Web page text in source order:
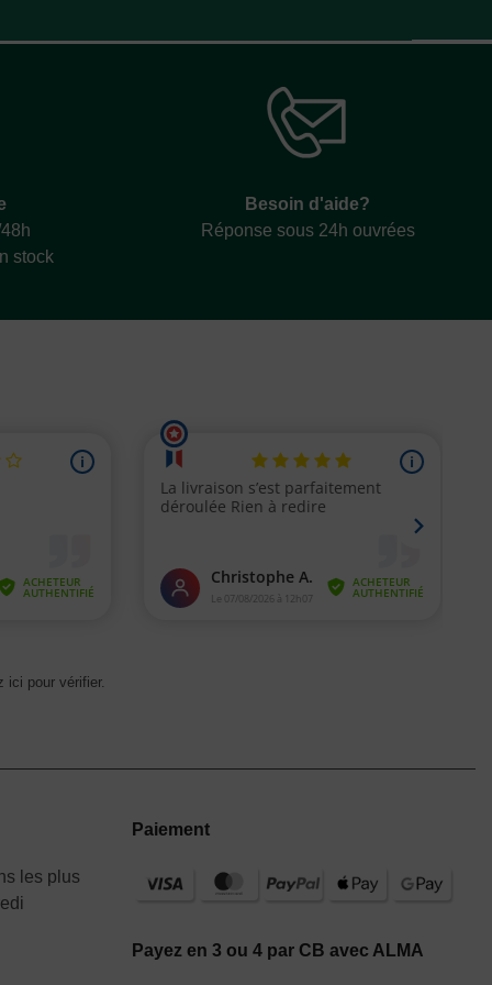
stock
Besoin d'aide?
Réponse sous 24h ouvrées
ici pour vérifier.
les plus
Paiement
Payez en 3 ou 4 par CB avec ALMA